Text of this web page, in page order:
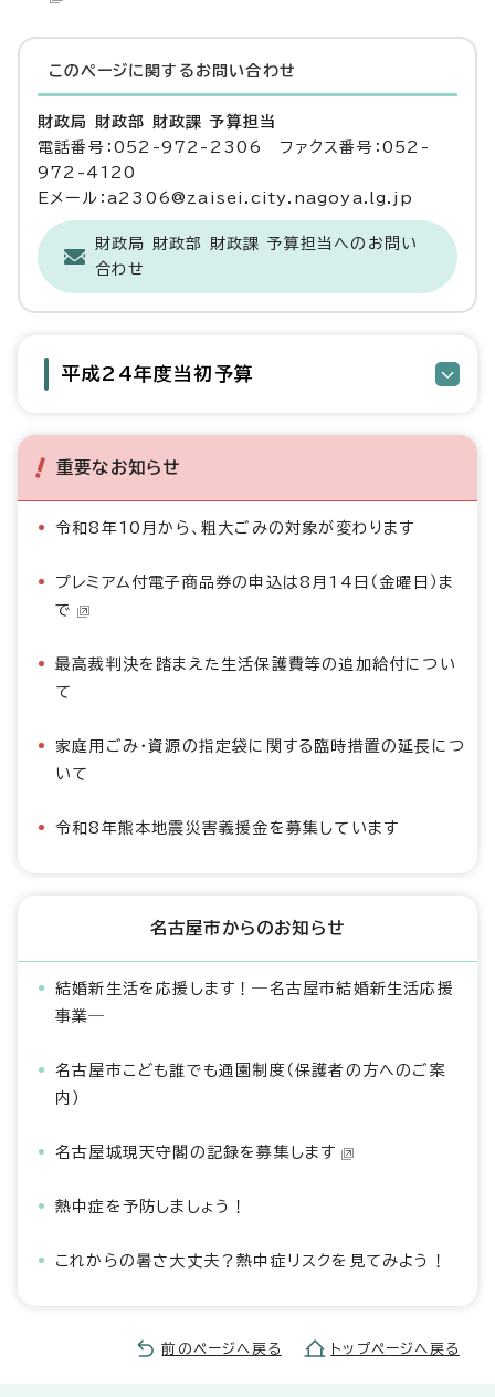
このページに関する お問い合わせ
財政局 財政部 財政課 予算担当
電話番号：052-972-2306 ファクス番号：052-
972-4120
Eメール：a2306@zaisei.city.nagoya.lg.jp
財政局 財政部 財政課 予算担当へのお問い
合わせ
平成24年度当初予算
重要なお知らせ
令和8年10月から、粗大ごみの対象が変わります
プレミアム付電子商品券の申込は8月14日（金曜日）ま
で
最高裁判決を踏まえた生活保護費等の追加給付につい
て
家庭用ごみ・資源の指定袋に関する臨時措置の延長につ
いて
令和8年熊本地震災害義援金を募集しています
名古屋市からのお知らせ
結婚新生活を応援します！―名古屋市結婚新生活応援
事業―
名古屋市こども誰でも通園制度（保護者の方へのご案
内）
名古屋城現天守閣の記録を募集します
熱中症を予防しましょう！
これからの暑さ大丈夫？熱中症リスクを見てみよう！
前のページへ戻る トップページへ戻る